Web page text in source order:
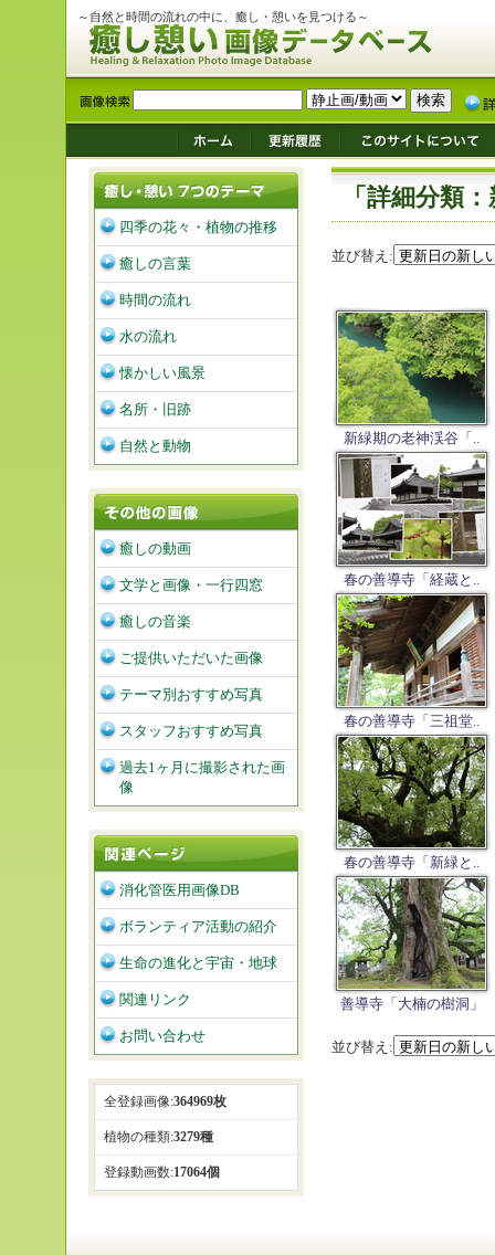
～自然と時間の流れの中に、癒し・憩いを見つける～
「詳細分類
並び替え:
新緑期の老神渓谷「..
春の善導寺「経蔵と..
春の善導寺「三祖堂..
春の善導寺「新緑と..
善導寺「大楠の樹洞」
並び替え:
四季の花々・植物の推移
癒しの言葉
時間の流れ
水の流れ
懐かしい風景
名所・旧跡
自然と動物
癒しの動画
文学と画像・一行四窓
癒しの音楽
ご提供いただいた画像
テーマ別おすすめ写真
スタッフおすすめ写真
過去1ヶ月に撮影された画
像
消化管医用画像DB
ボランティア活動の紹介
生命の進化と宇宙・地球
関連リンク
お問い合わせ
全登録画像:364969枚
植物の種類:3279種
登録動画数:17064個